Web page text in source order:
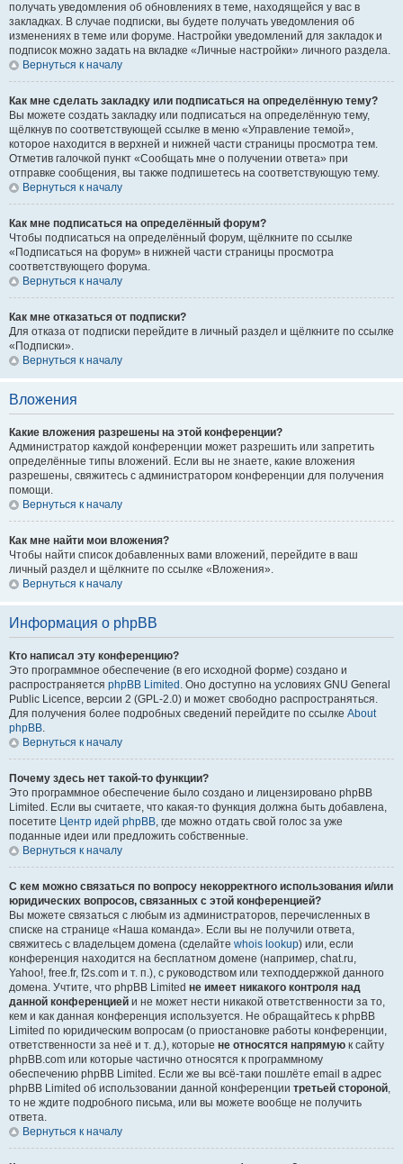
получать уведомления об обновлениях в теме, находящейся у вас в
закладках. В случае подписки, вы будете получать уведомления об
изменениях в теме или форуме. Настройки уведомлений для закладок и
подписок можно задать на вкладке «Личные настройки» личного раздела.
Вернуться к началу
Как мне сделать закладку или подписаться на определённую тему?
Вы можете создать закладку или подписаться на определённую тему,
щёлкнув по соответствующей ссылке в меню «Управление темой»,
которое находится в верхней и нижней части страницы просмотра тем.
Отметив галочкой пункт «Сообщать мне о получении ответа» при
отправке сообщения, вы также подпишетесь на соответствующую тему.
Вернуться к началу
Как мне подписаться на определённый форум?
Чтобы подписаться на определённый форум, щёлкните по ссылке
«Подписаться на форум» в нижней части страницы просмотра
соответствующего форума.
Вернуться к началу
Как мне отказаться от подписки?
Для отказа от подписки перейдите в личный раздел и щёлкните по ссылке
«Подписки».
Вернуться к началу
Вложения
Какие вложения разрешены на этой конференции?
Администратор каждой конференции может разрешить или запретить
определённые типы вложений. Если вы не знаете, какие вложения
разрешены, свяжитесь с администратором конференции для получения
помощи.
Вернуться к началу
Как мне найти мои вложения?
Чтобы найти список добавленных вами вложений, перейдите в ваш
личный раздел и щёлкните по ссылке «Вложения».
Вернуться к началу
Информация о phpBB
Кто написал эту конференцию?
Это программное обеспечение (в его исходной форме) создано и
распространяется phpBB Limited . Оно доступно на условиях GNU General
Public Licence, версии 2 (GPL-2.0) и может свободно распространяться.
Для получения более подробных сведений перейдите по ссылке About
phpBB.
Вернуться к началу
Почему здесь нет такой-то функции?
Это программное обеспечение было создано и лицензировано phpBB
Limited. Если вы считаете, что какая-то функция должна быть добавлена,
посетите Центр идей phpBB, где можно отдать свой голос за уже
поданные идеи или предложить собственные.
Вернуться к началу
С кем можно связаться по вопросу некорректного использования и/или
юридических вопросов, связанных с этой конференцией?
Вы можете связаться с любым из администраторов, перечисленных в
списке на странице «Наша команда». Если вы не получили ответа,
свяжитесь с владельцем домена (сделайте whois lookup) или, если
конференция находится на бесплатном домене (например, chat.ru,
Yahoo!, free.fr, f2s.com и т. п.), с руководством или техподдержкой данного
домена. Учтите, что phpBB Limited не имеет никакого контроля над
данной конференцией и не может нести никакой ответственности за то,
кем и как данная конференция используется. Не обращайтесь к phpBB
Limited по юридическим вопросам (о приостановке работы конференции,
ответственности за неё и т. д.), которые не относятся напрямую к сайту
phpBB.com или которые частично относятся к программному
обеспечению phpBB Limited. Если же вы всё-таки пошлёте email в адрес
phpBB Limited об использовании данной конференции третьей стороной,
то не ждите подробного письма, или вы можете вообще не получить
ответа.
Вернуться к началу